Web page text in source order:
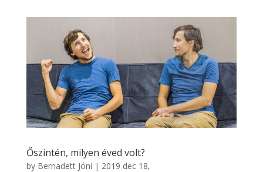
Őszintén, milyen éved volt?
by Bernadett Jóni | 2019 dec 18,